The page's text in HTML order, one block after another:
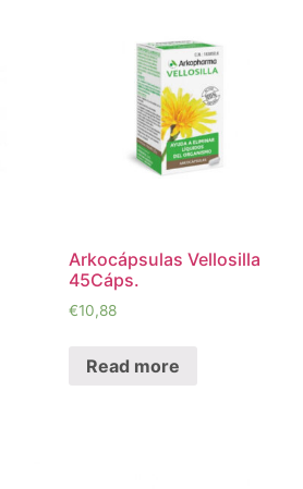
Arkocápsulas Vellosilla
45Cáps.
€10,88
Read more